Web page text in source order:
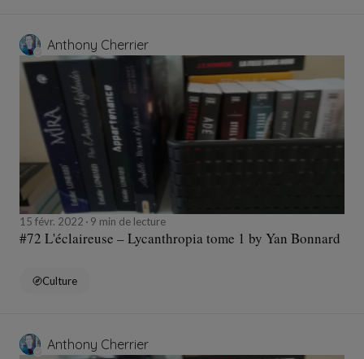
Anthony Cherrier
15 févr. 2022 9 min de lecture
#72 L'éclaireuse – Lycanthropia tome 1 by Yan Bonnard
Culture
Anthony Cherrier